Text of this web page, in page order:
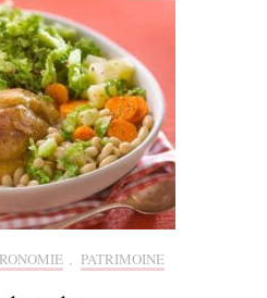
, PATRIMOINE